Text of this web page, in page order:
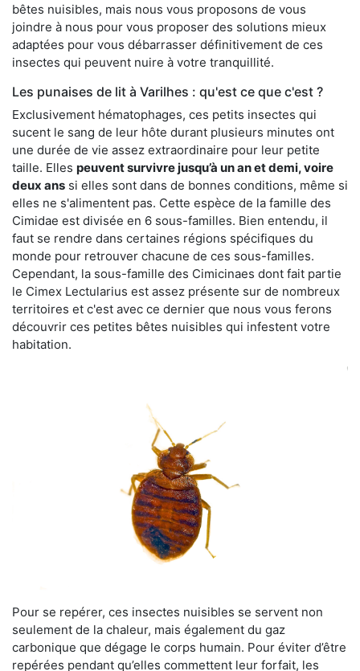
bêtes nuisibles, mais nous vous proposons de vous
joindre à nous pour vous proposer des solutions mieux
adaptées pour vous débarrasser définitivement de ces
insectes qui peuvent nuire à votre tranquillité.
Les punaises de lit à Varilhes : qu'est ce que c'est ?
Exclusivement hématophages, ces petits insectes qui
sucent le sang de leur hôte durant plusieurs minutes ont
une durée de vie assez extraordinaire pour leur petite
taille. Elles peuvent survivre jusqu’à un an et demi, voire
deux ans si elles sont dans de bonnes conditions, même si
elles ne s'alimentent pas. Cette espèce de la famille des
Cimidae est divisée en 6 sous-familles. Bien entendu, il
faut se rendre dans certaines régions spécifiques du
monde pour retrouver chacune de ces sous-familles.
Cependant, la sous-famille des Cimicinaes dont fait partie
le Cimex Lectularius est assez présente sur de nombreux
territoires et c'est avec ce dernier que nous vous ferons
découvrir ces petites bêtes nuisibles qui infestent votre
habitation.
Pour se repérer, ces insectes nuisibles se servent non
seulement de la chaleur, mais également du gaz
carbonique que dégage le corps humain. Pour éviter d’être
repérées pendant qu’elles commettent leur forfait, les